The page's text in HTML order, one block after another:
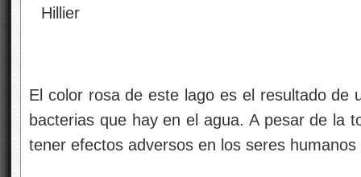
El color rosa de este lago es el resultado de
bacterias que hay en el agua. A pesar de la
tener efectos adversos en los seres